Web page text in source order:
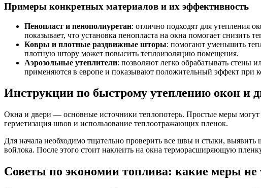
Примеры конкретных материалов и их эффективность
Пенопласт и пенополиуретан: отлично подходят для утепления
показывает, что установка пенопласта на окна помогает снизить
Ковры и плотные раздвижные шторы: помогают уменьшить
плотную штору может повысить теплоизоляцию помещения.
Аэрозольные утеплители: позволяют легко обрабатывать стены
применяются в европе и показывают положительный эффект при
Инструкции по быстрому утеплению окон и
Окна и двери — основные источники теплопотерь. Простые меры
герметизация швов и использование теплоотражающих пленок.
Для начала необходимо тщательно проверить все швы и стыки,
войлока. После этого стоит наклеить на окна терморасширяющую
Советы по экономии топлива: какие меры не